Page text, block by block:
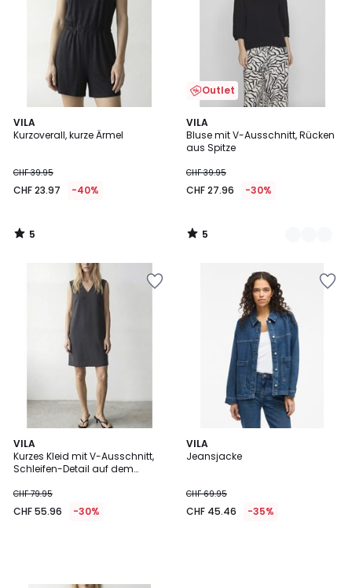
VILA
Kurzoverall, kurze Ärmel
CHF 39.95
CHF 23.97 -40%
5
/
5
/
Outlet
VILA
Bluse mit V-Ausschnitt, Rücken
aus Spitze
CHF 39.95
CHF 27.96 -30%
5
/
5
2
Farben
5
/
VILA
Kurzes Kleid mit V-Ausschnitt,
Schleifen-Detail auf dem
CHF 79.95
CHF 55.96 -30%
VILA
Jeansjacke
CHF 69.95
CHF 45.46 -35%